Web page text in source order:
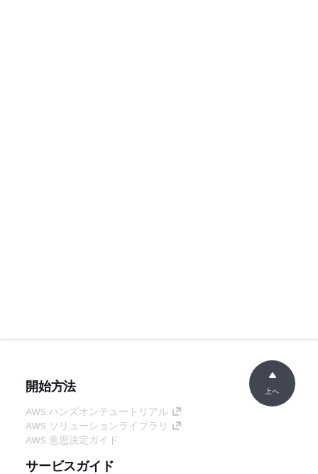
開始方法
AWS ハンズオンチュートリアル
AWS ソリューションライブラリ
AWS 意思決定ガイド
サービスガイド
上へ